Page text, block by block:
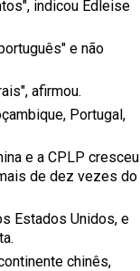
indicou Edleise
e não
afirmou.
Portugal,
e a CPLP cresceu
de dez vezes do
Estados Unidos, e
chinês,